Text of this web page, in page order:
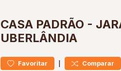
CASA PADRÃO -
UBERLÂNDIA
Favoritar | Comparar